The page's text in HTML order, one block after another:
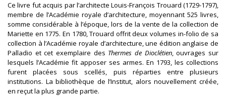
Ce livre fut acquis par l’architecte Louis-François Trouard (1729-1797),
membre de l’Académie royale d’architecture, moyennant 525 livres,
somme considérable à l’époque, lors de la vente de la collection de
Mariette en 1775. En 1780, Trouard offrit deux volumes in-folio de sa
collection à l’Académie royale d’architecture, une édition anglaise de
Palladio et cet exemplaire des Thermes de Dioclétien, ouvrages sur
lesquels l’Académie fit apposer ses armes. En 1793, les collections
furent placées sous scellés, puis réparties entre plusieurs
institutions. La bibliothèque de l’Institut, alors nouvellement créée,
en reçut la plus grande partie.